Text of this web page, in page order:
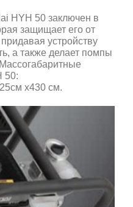
HYH 50 заключен в
защищает его от
устройству
а также делает помпы
50:
х430 см.